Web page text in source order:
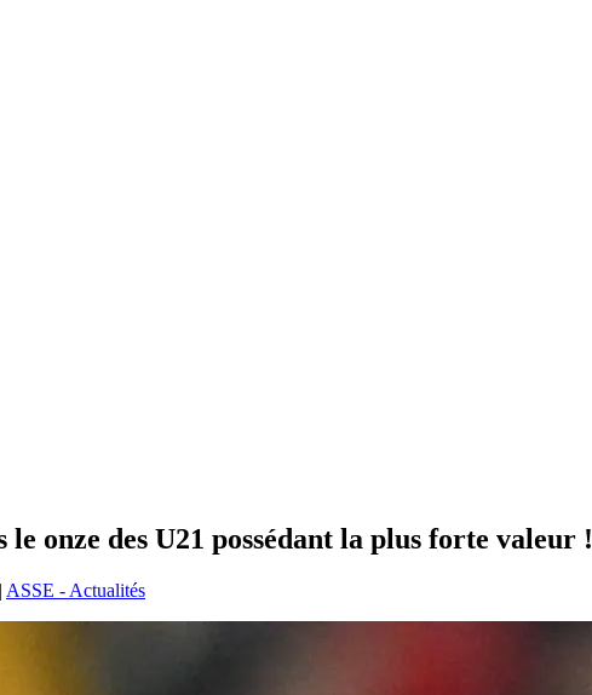
onze des U21 possédant la plus forte valeur !
| ASSE - Actualités